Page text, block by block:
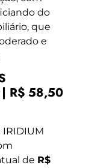
do
que
e
| R$ 58,50
de R$